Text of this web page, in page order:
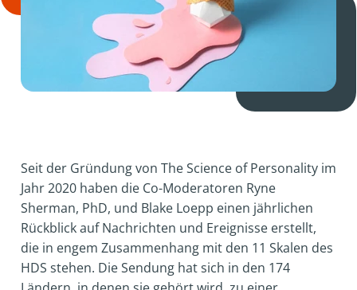
Seit der Gründung von The Science of Personality im
Jahr 2020 haben die Co-Moderatoren Ryne
Sherman, PhD, und Blake Loepp einen jährlichen
Rückblick auf Nachrichten und Ereignisse erstellt,
die in engem Zusammenhang mit den 11 Skalen des
HDS stehen. Die Sendung hat sich in den 174